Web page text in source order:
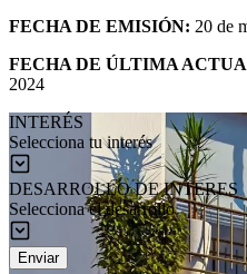
FECHA DE EMISIÓN: 20 de
FECHA DE ÚLTIMA
2024
INTERÉS
Selecciona tu interés
DESARROLLO DE INTERES
Selecciona el desarrollo
Enviar